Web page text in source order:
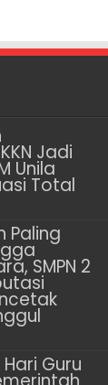
Jadi
Unila
Total
Paling
SMPN 2
Guru